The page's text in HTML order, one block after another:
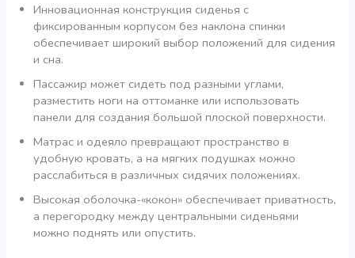
Инновационная конструкция сиденья с
фиксированным корпусом без наклона спинки
обеспечивает широкий выбор положений для сидения
и сна.
Пассажир может сидеть под разными углами,
разместить ноги на оттоманке или использовать
панели для создания большой плоской поверхности.
Матрас и одеяло превращают пространство в
удобную кровать, а на мягких подушках можно
расслабиться в различных сидячих положениях.
Высокая оболочка-«кокон» обеспечивает приватность,
а перегородку между центральными сиденьями
можно поднять или опустить.